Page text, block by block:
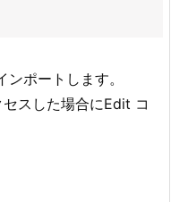
ポートします。
スした場合にEdit コ